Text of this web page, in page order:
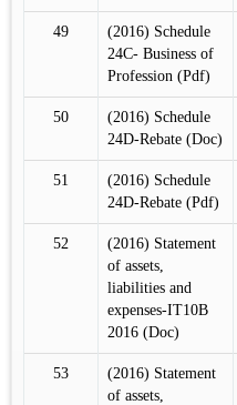
49
(2016) Schedule
24C- Business of
Profession (Pdf)
50
(2016) Schedule
24D-Rebate (Doc)
51
(2016) Schedule
24D-Rebate (Pdf)
52
(2016) Statement
of assets,
liabilities and
expenses-IT10B
2016 (Doc)
53
(2016) Statement
of assets,